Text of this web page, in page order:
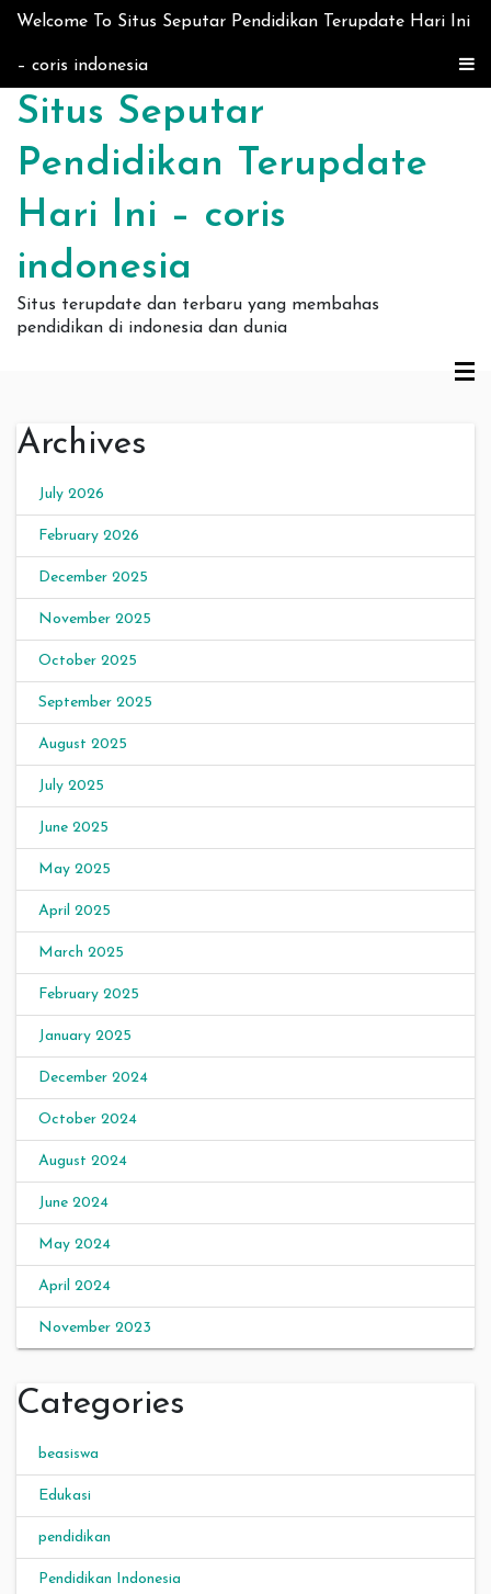
Skip to content
Welcome To Situs Seputar Pendidikan Terupdate Hari Ini
– coris indonesia
Situs Seputar
Pendidikan Terupdate
Hari Ini – coris
indonesia
Situs terupdate dan terbaru yang membahas
pendidikan di indonesia dan dunia
Archives
July 2026
February 2026
December 2025
November 2025
October 2025
September 2025
August 2025
July 2025
June 2025
May 2025
April 2025
March 2025
February 2025
January 2025
December 2024
October 2024
August 2024
June 2024
May 2024
April 2024
November 2023
Categories
beasiswa
Edukasi
pendidikan
Pendidikan Indonesia